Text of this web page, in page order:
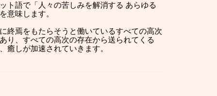
ト語で「人々の苦しみを解消する あらゆる
意味します。
終焉をもたらそうと働いているすべての高次
り、すべての高次の存在から送られてくる
癒しが加速されていきます。